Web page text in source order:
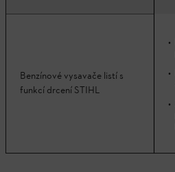
Benzínové vysavače listí s
funkcí drcení STIHL